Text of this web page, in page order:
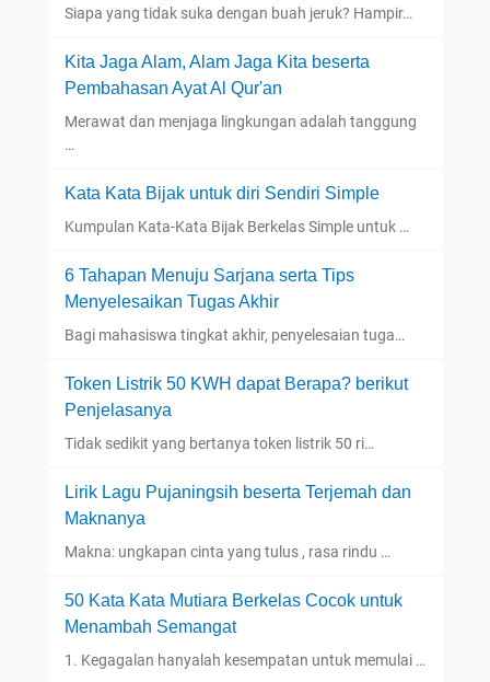
Siapa yang tidak suka dengan buah jeruk? Hampir…
Kita Jaga Alam, Alam Jaga Kita beserta
Pembahasan Ayat Al Qur'an
Merawat dan menjaga lingkungan adalah tanggung
…
Kata Kata Bijak untuk diri Sendiri Simple
Kumpulan Kata-Kata Bijak Berkelas Simple untuk …
6 Tahapan Menuju Sarjana serta Tips
Menyelesaikan Tugas Akhir
Bagi mahasiswa tingkat akhir, penyelesaian tuga…
Token Listrik 50 KWH dapat Berapa? berikut
Penjelasanya
Tidak sedikit yang bertanya token listrik 50 ri…
Lirik Lagu Pujaningsih beserta Terjemah dan
Maknanya
Makna: ungkapan cinta yang tulus , rasa rindu …
50 Kata Kata Mutiara Berkelas Cocok untuk
Menambah Semangat
1. Kegagalan hanyalah kesempatan untuk memulai …